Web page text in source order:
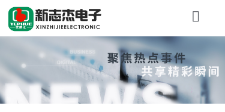
關於
產品